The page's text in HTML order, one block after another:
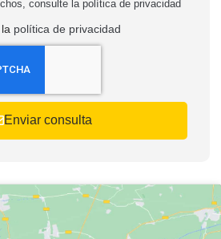
consulte la política de privacidad
política de privacidad
Enviar consulta